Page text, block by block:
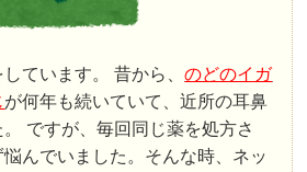
ています。 昔から、のどのイガ
が何年も続いていて、近所の耳鼻
ですが、毎回同じ薬を処方さ
んでいました。そんな時、ネッ